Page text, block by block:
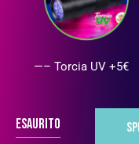
—– Torcia UV +5€
Esaurito